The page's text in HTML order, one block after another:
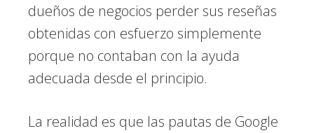
dueños de negocios perder sus reseñas
obtenidas con esfuerzo simplemente
porque no contaban con la ayuda
adecuada desde el principio.
La realidad es que las pautas de Google